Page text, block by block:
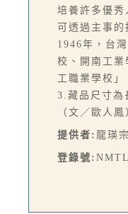
培養許多優秀
可透過主事的
1946年，台
校、開南工業
工職業學校」
3.藏品尺寸為
（文／歐人鳳
提供者: 龍瑛宗
登錄號: